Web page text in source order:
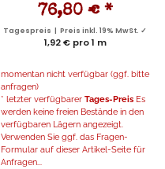
76,80 € *
Tagespreis | Preis inkl. 19% MwSt. ✓
1,92 € pro 1 m
momentan nicht verfügbar (ggf. bitte
anfragen)
* letzter verfügbarer Tages-Preis Es
werden keine freien Bestände in den
verfügbaren Lägern angezeigt.
Verwenden Sie ggf. das Fragen-
Formular auf dieser Artikel-Seite für
Anfragen...